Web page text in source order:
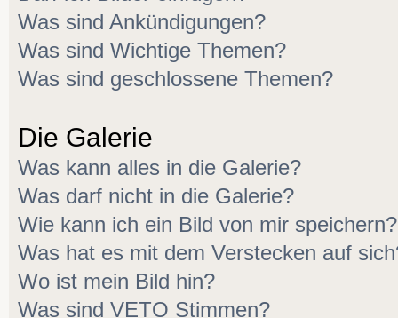
Was sind Ankündigungen?
Was sind Wichtige Themen?
Was sind geschlossene Themen?
Die Galerie
Was kann alles in die Galerie?
Was darf nicht in die Galerie?
Wie kann ich ein Bild von mir speichern?
Was hat es mit dem Verstecken auf
Wo ist mein Bild hin?
Was sind VETO Stimmen?